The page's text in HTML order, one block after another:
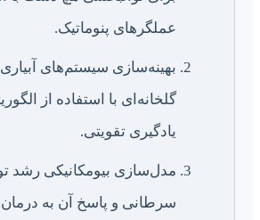
عملگرهای پنوماتیک.
بهینه‌سازی سیستم‌های
گلخانه‌ای با استفاده از
یادگیری تقویتی.
مدل‌سازی بیومکانیکی رشد
سرطانی و پاسخ آن به